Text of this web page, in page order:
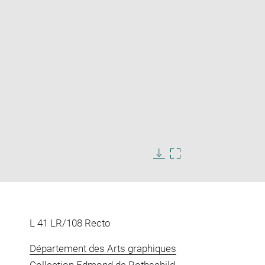
L 41 LR/108 Recto
Département des Arts graphiques